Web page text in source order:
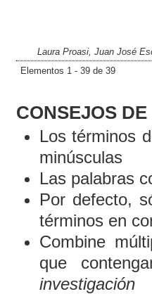
Laura Proasi, Juan José
Elementos 1 - 39 de 39
CONSEJOS
Los términos
minúsculas
Las palabras
Por defecto,
términos en
Combine
que
investigación